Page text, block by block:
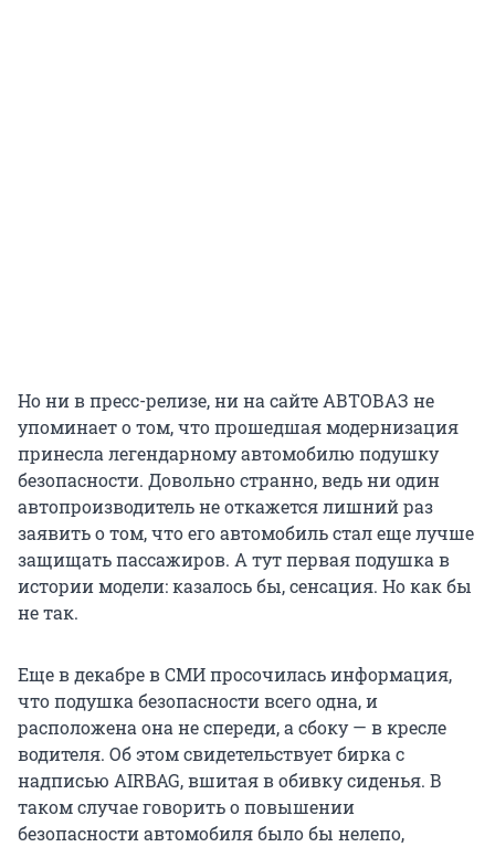
Но ни в пресс-релизе, ни на сайте АВТОВАЗ не
упоминает о том, что прошедшая модернизация
принесла легендарному автомобилю подушку
безопасности. Довольно странно, ведь ни один
автопроизводитель не откажется лишний раз
заявить о том, что его автомобиль стал еще лучше
защищать пассажиров. А тут первая подушка в
истории модели: казалось бы, сенсация. Но как бы
не так.
Еще в декабре в СМИ просочилась информация,
что подушка безопасности всего одна, и
расположена она не спереди, а сбоку — в кресле
водителя. Об этом свидетельствует бирка с
надписью AIRBAG, вшитая в обивку сиденья. В
таком случае говорить о повышении
безопасности автомобиля было бы нелепо,